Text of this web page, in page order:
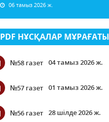
06 тамыз 2026 ж.
PDF НҰСҚАЛАР МҰРАҒАТЫ
№58 газет 04 тамыз 2026 ж.
№57 газет 01 тамыз 2026 ж.
№56 газет 28 шілде 2026 ж.